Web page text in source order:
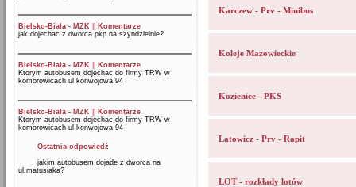
Bielsko-Biała - MZK
Komentarze
jak dojechac z dworca pkp na szyndzielnie?
Bielsko-Biała - MZK
Komentarze
Ktorym autobusem dojechac do firmy TRW w
komorowicach ul konwojowa 94
Bielsko-Biała - MZK
Komentarze
Ktorym autobusem dojechac do firmy TRW w
komorowicach ul konwojowa 94
Ostatnia odpowiedź
jakim autobusem dojade z dworca na
ul.matusiaka?
Karczew - Prv - Minibus
Koleje Mazowieckie
Kozienice - PKS
Latowicz - Prv - Rapit
LOT - rozkłady lotów